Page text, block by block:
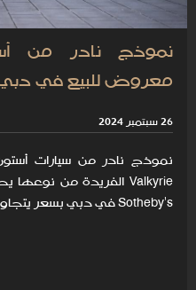
نموذج نادر من
معروض للبيع في
26 سبتمبر 2024
Sotheby's في دبي بسعر يتجاوز 2.5 مليون دولار.